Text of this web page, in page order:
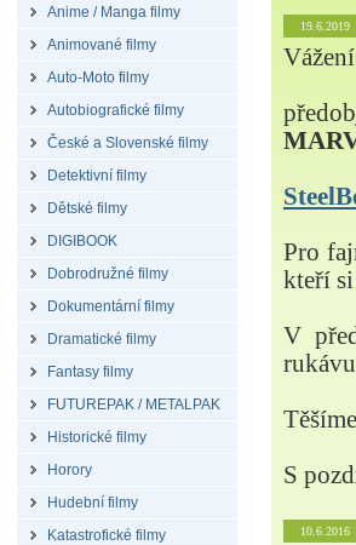
Anime / Manga filmy
Animované filmy
Auto-Moto filmy
Autobiografické filmy
České a Slovenské filmy
Detektivní filmy
Dětské filmy
DIGIBOOK
Dobrodružné filmy
Dokumentární filmy
Dramatické filmy
Fantasy filmy
FUTUREPAK / METALPAK
Historické filmy
Horory
Hudební filmy
Katastrofické filmy
19.6.2019
Pro
kteří
V
S
10.6.2016